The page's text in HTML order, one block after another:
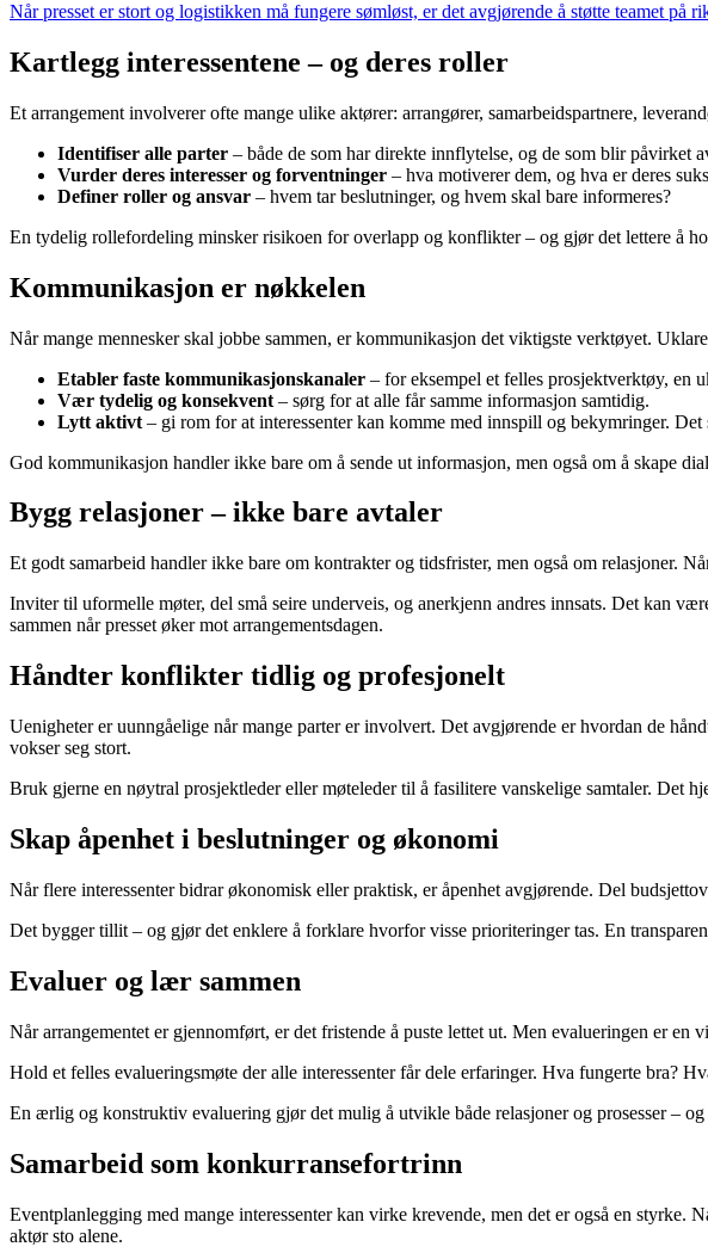
Når presset er stort og logistikken må fungere sømløst, er det avgjørende å støtte teamet
Kartlegg interessentene – og deres roller
Et arrangement involverer ofte mange ulike aktører: arrangører, samarbeidspartnere,
Identifiser alle parter – både de som har direkte innflytelse, og de som blir påvirket
Vurder deres interesser og forventninger – hva motiverer dem, og hva er deres
Definer roller og ansvar – hvem tar beslutninger, og hvem skal bare informeres?
En tydelig rollefordeling minsker risikoen for overlapp og konflikter – og gjør det lettere å
Kommunikasjon er nøkkelen
Når mange mennesker skal jobbe sammen, er kommunikasjon det viktigste verktøyet.
Etabler faste kommunikasjonskanaler – for eksempel et felles prosjektverktøy, en
Vær tydelig og konsekvent – sørg for at alle får samme informasjon samtidig.
Lytt aktivt – gi rom for at interessenter kan komme med innspill og bekymringer. Det
God kommunikasjon handler ikke bare om å sende ut informasjon, men også om å skape
Bygg relasjoner – ikke bare avtaler
Et godt samarbeid handler ikke bare om kontrakter og tidsfrister, men også om relasjoner.
Inviter til uformelle møter, del små seire underveis, og anerkjenn andres innsats. Det kan
sammen når presset øker mot arrangementsdagen.
Håndter konflikter tidlig og profesjonelt
Uenigheter er uunngåelige når mange parter er involvert. Det avgjørende er hvordan de
vokser seg stort.
Bruk gjerne en nøytral prosjektleder eller møteleder til å fasilitere vanskelige samtaler. Det
Skap åpenhet i beslutninger og økonomi
Når flere interessenter bidrar økonomisk eller praktisk, er åpenhet avgjørende. Del
Det bygger tillit – og gjør det enklere å forklare hvorfor visse prioriteringer tas. En
Evaluer og lær sammen
Når arrangementet er gjennomført, er det fristende å puste lettet ut. Men evalueringen er en
Hold et felles evalueringsmøte der alle interessenter får dele erfaringer. Hva fungerte bra?
En ærlig og konstruktiv evaluering gjør det mulig å utvikle både relasjoner og prosesser –
Samarbeid som konkurransefortrinn
Eventplanlegging med mange interessenter kan virke krevende, men det er også en
aktør sto alene.